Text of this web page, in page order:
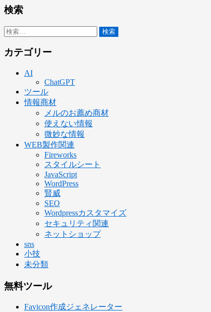
検索
検
カテゴリー
AI
ChatGPT
ツール
情報商材
メルのお薦め商材
使えない情報
微妙な情報
WEB製作関連
Fireworks
スタイルシート
JavaScript
WordPress
賢威
SEO
Wordpressカスタマイズ
セキュリティ関連
ネットショップ
sns
小技
未分類
無料ツール
Favicon作成ジェネレーター